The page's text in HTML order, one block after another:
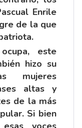
Enrile
de la que
este
hizo su
mujeres
altas y
de la más
Si bien